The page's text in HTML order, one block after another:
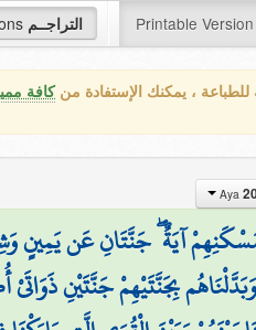
التراجــم Printable Version
، يمكنك الإستفادة منكافة
آيَةٌ ۖ جَنَّتَانِ عَن
بِجَنَّتَيْهِمْ جَنَّتَيْنِ